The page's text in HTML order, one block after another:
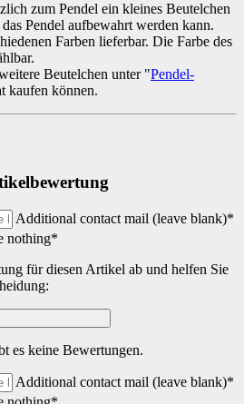
zum Pendel ein kleines Beutelchen
Pendel aufbewahrt werden kann.
Farben lieferbar. Die Farbe des
Beutelchen unter "Pendel-
kaufen können.
Additional contact mail (leave blank)*
nothing*
für diesen Artikel ab und helfen Sie
es keine Bewertungen.
Additional contact mail (leave blank)*